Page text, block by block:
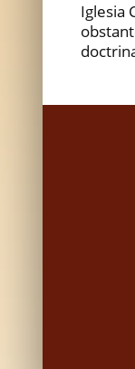
Iglesia